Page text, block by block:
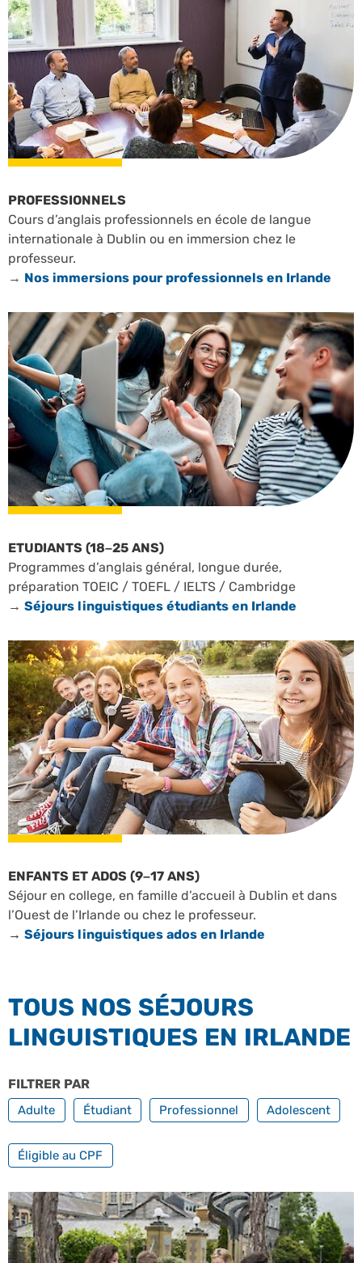
PROFESSIONNELS
Cours d’anglais professionnels en école de langue
internationale à Dublin ou en immersion chez le
professeur.
→ Nos immersions pour professionnels en Irlande
ETUDIANTS (18–25 ANS)
Programmes d’anglais général, longue durée,
préparation TOEIC / TOEFL / IELTS / Cambridge
→ Séjours linguistiques étudiants en Irlande
ENFANTS ET ADOS (9–17 ANS)
Séjour en college, en famille d’accueil à Dublin et dans
l’Ouest de l’Irlande ou chez le professeur.
→ Séjours linguistiques ados en Irlande
TOUS NOS SÉJOURS
LINGUISTIQUES EN IRLANDE
FILTRER PAR
Adulte Étudiant Professionnel Adolescent
Éligible au CPF